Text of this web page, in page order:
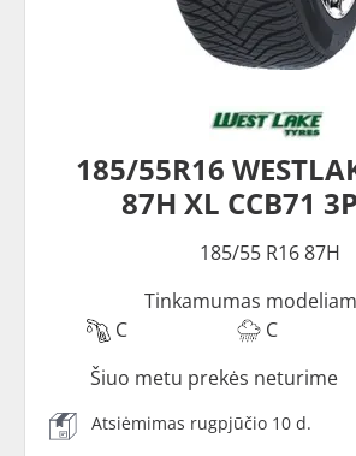
185/55R16
87H XL CCB71
185/55 R16 87H
Tinkamumas
C
C
Šiuo metu prekės neturime
Atsiėmimas rugpjūčio 10 d.